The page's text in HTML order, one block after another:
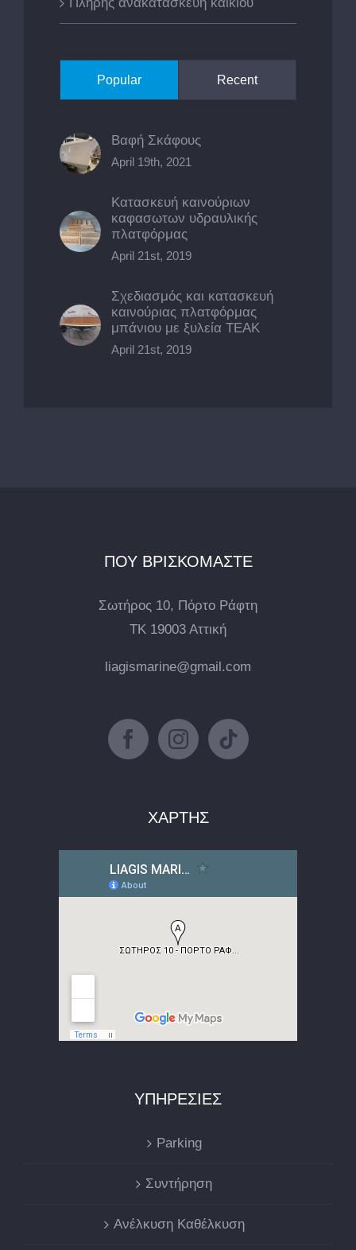
Popular Recent
Βαφή Σκάφους
April 19th, 2021
Κατασκευή καινούριων
καφασωτων υδραυλικής
πλατφόρμας
April 21st, 2019
Σχεδιασμός και κατασκευή
καινούριας πλατφόρμας
μπάνιου με ξυλεία ΤΕΑΚ
April 21st, 2019
ΠΟΥ ΒΡΙΣΚΟΜΑΣΤΕ
Σωτήρος 10, Πόρτο Ράφτη
ΤΚ 19003 Αττική
liagismarine@gmail.com
ΧΑΡΤΗΣ
ΥΠΗΡΕΣΙΕΣ
Parking
Συντήρηση
Ανέλκυση Καθέλκυση